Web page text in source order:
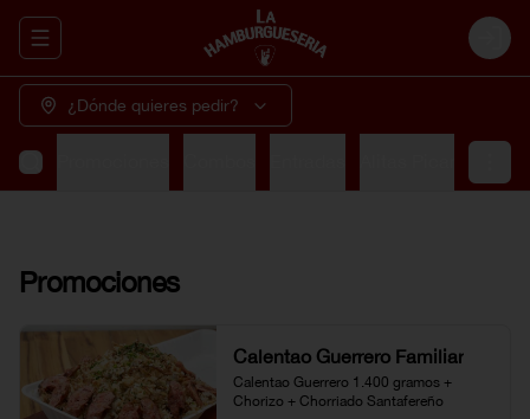
Abrir menu de navegación Login
¿Dónde quieres pedir?
Promociones
Calentao Guerrero Familiar
Calentao Guerrero 1.400 gramos +
Chorizo + Chorriado Santafereño